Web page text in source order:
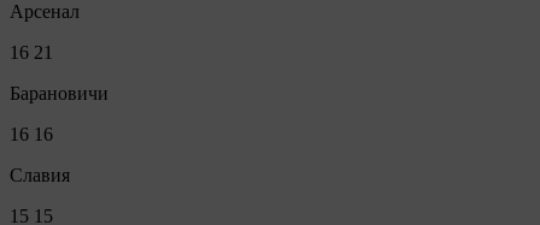
Арсенал
16 21
Барановичи
16 16
Славия
15 15